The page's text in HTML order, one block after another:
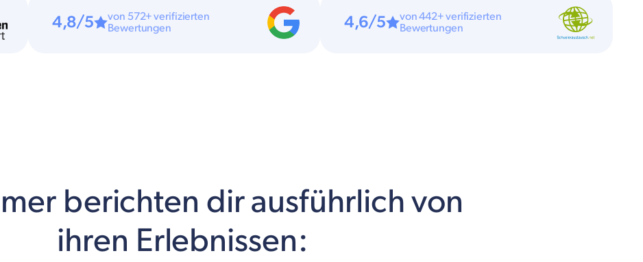
4,8/5
von 572+ verifizierten
Bewertungen
4,6/5
von 442+ verifizierten
Bewertungen
berichten dir ausführlich von
ihren Erlebnissen: